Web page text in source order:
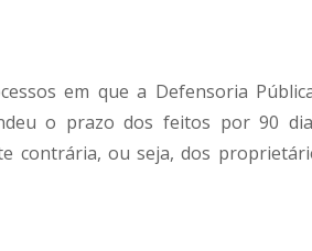
em que a Defensoria
o prazo dos feitos por 90
contrária, ou seja, dos